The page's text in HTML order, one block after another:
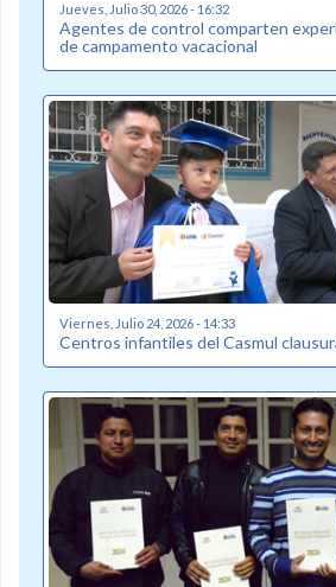
Jueves, Julio 30, 2026 - 16:32
Agentes de control comparten
de campamento vacacional
Viernes, Julio 24, 2026 - 14:33
Centros infantiles del Casmul